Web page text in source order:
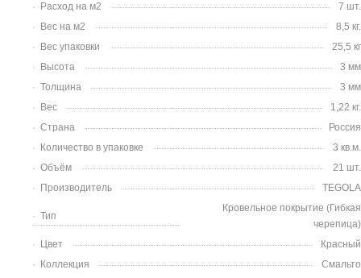
Расход на м2
7 шт.
Вес на м2
8,5 кг.
Вес упаковки
25,5 кг
Высота
3 мм
Толщина
3 мм
Вес
1,22 кг.
Страна
Россия
Количество в упаковке
3 кв.м.
Объём
21 шт.
Производитель
TEGOLA
Тип
Кровельное покрытие (Гибкая
черепица)
Цвет
Красный
Коллекция
Смальто